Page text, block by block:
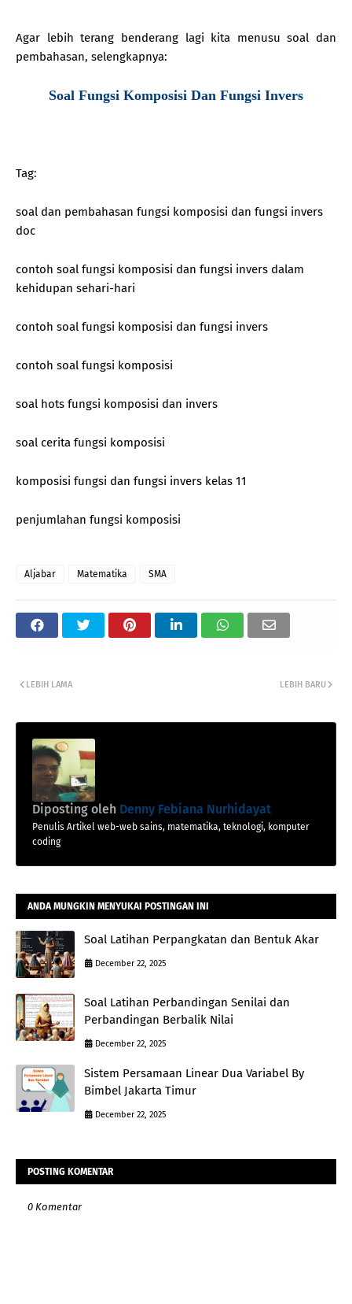
Agar lebih terang benderang lagi kita menusu soal dan
pembahasan, selengkapnya:
Soal Fungsi Komposisi Dan Fungsi Invers
Tag:
soal dan pembahasan fungsi komposisi dan fungsi invers
doc
contoh soal fungsi komposisi dan fungsi invers dalam
kehidupan sehari-hari
contoh soal fungsi komposisi dan fungsi invers
contoh soal fungsi komposisi
soal hots fungsi komposisi dan invers
soal cerita fungsi komposisi
komposisi fungsi dan fungsi invers kelas 11
penjumlahan fungsi komposisi
Aljabar Matematika SMA
LEBIH BARU
LEBIH LAMA
Diposting oleh Denny Febiana Nurhidayat
Penulis Artikel web-web sains, matematika, teknologi, komputer
coding
ANDA MUNGKIN MENYUKAI POSTINGAN INI
Soal Latihan Perpangkatan dan Bentuk Akar
December 22, 2025
Soal Latihan Perbandingan Senilai dan
Perbandingan Berbalik Nilai
December 22, 2025
Sistem Persamaan Linear Dua Variabel By
Bimbel Jakarta Timur
December 22, 2025
POSTING KOMENTAR
0 Komentar